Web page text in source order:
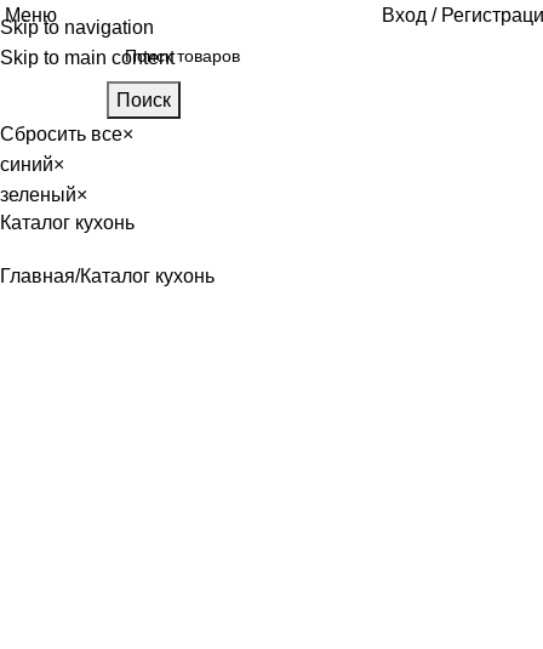
Skip to navigation
Skip to main content
Меню Вход /
Поиск
Сбросить все×
синий×
зеленый×
Каталог кухонь
Главная Каталог кухонь